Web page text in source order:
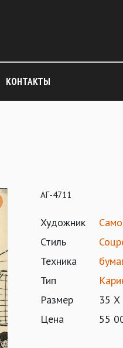
КОНТАКТЫ
АГ-4711
Художник
Стиль
Техника
Тип
Размер
35 Х
Цена
55